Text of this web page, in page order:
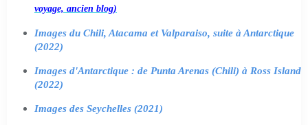
voyage, ancien blog)
Images du Chili, Atacama et Valparaiso, suite à Antarctique
(2022)
Images d'Antarctique : de Punta Arenas (Chili) à Ross Island
(2022)
Images des Seychelles (2021)